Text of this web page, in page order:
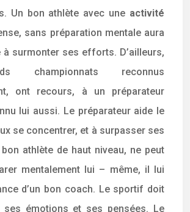
Un bon athlète avec une activité
sans préparation mentale aura
à surmonter ses efforts. D’ailleurs,
championnats reconnus
ont recours, à un préparateur
lui aussi. Le préparateur aide le
se concentrer, et à surpasser ses
athlète de haut niveau, ne peut
mentalement lui – même, il lui
d’un bon coach. Le sportif doit
ses émotions et ses pensées. Le